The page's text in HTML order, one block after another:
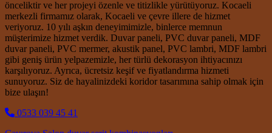
önceliktir ve her projeyi özenle ve titizlikle yürütüyoruz. Kocaeli
merkezli firmamız olarak, Kocaeli ve çevre illere de hizmet
veriyoruz. 10 yılı aşkın deneyimimizle, binlerce memnun
müşterimize hizmet verdik. Duvar paneli, PVC duvar paneli, MDF
duvar paneli, PVC mermer, akustik panel, PVC lambri, MDF lambri
gibi geniş ürün yelpazemizle, her türlü dekorasyon ihtiyacınızı
karşılıyoruz. Ayrıca, ücretsiz keşif ve fiyatlandırma hizmeti
sunuyoruz. Siz de hayalinizdeki koridor tasarımına sahip olmak için
bize ulaşın!
0533 039 45 41